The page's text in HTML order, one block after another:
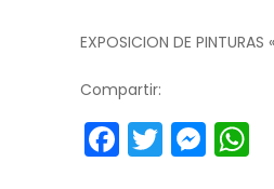
EXPOSICION DE
Compartir:
Facebook
Twitter